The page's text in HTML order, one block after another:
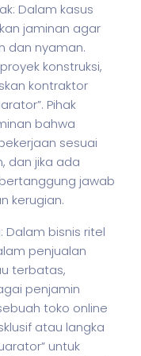
Dalam kasus
jaminan agar
dan nyaman.
konstruksi,
kontraktor
Pihak
bahwa
sesuai
dan jika ada
jawab
kerugian.
Dalam bisnis ritel
penjualan
terbatas,
penjamin
toko online
atau langka
untuk